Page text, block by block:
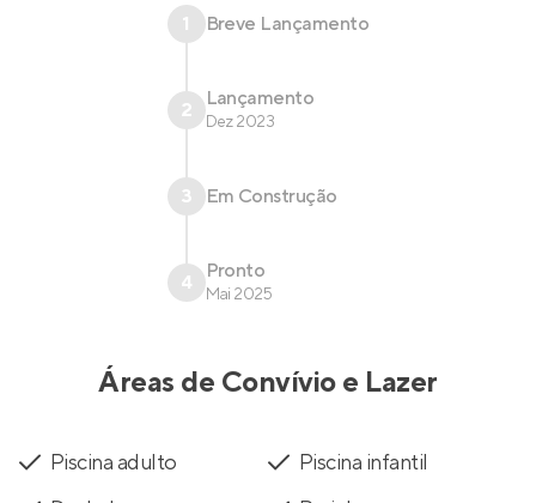
1 Breve Lançamento
2 Lançamento
Dez 2023
3 Em Construção
4 Pronto
Mai 2025
Áreas de Convívio e Lazer
Piscina adulto
Piscina infantil